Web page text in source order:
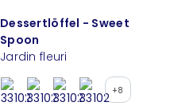
Dessertlöffel - Sweet
Spoon
Jardin fleuri
+8